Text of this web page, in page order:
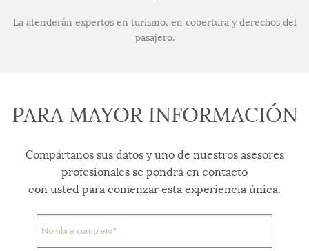
La atenderán expertos en turismo, en cobertura y derechos del
pasajero.
PARA MAYOR INFORMACIÓN
Compártanos sus datos y uno de nuestros asesores
profesionales se pondrá en contacto
con usted para comenzar esta experiencia única.